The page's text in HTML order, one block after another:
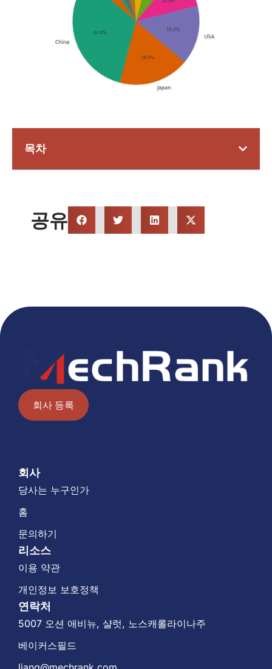
목차
공유
회사 등록
회사
당사는 누구인가
홈
문의하기
리소스
이용 약관
개인정보 보호정책
연락처
5007 오션 애비뉴, 샬럿, 노스캐롤라이나주
베이커스필드